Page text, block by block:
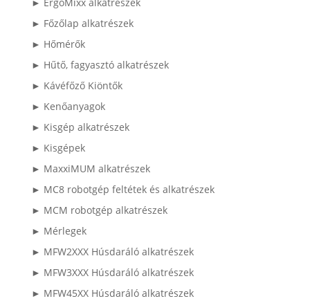
► ErgoMixx alkatrészek
► Főzőlap alkatrészek
► Hőmérők
► Hűtő, fagyasztó alkatrészek
► Kávéfőző Kiöntők
► Kenőanyagok
► Kisgép alkatrészek
► Kisgépek
► MaxxiMUM alkatrészek
► MC8 robotgép feltétek és alkatrészek
► MCM robotgép alkatrészek
► Mérlegek
► MFW2XXX Húsdaráló alkatrészek
► MFW3XXX Húsdaráló alkatrészek
► MFW45XX Húsdaráló alkatrészek